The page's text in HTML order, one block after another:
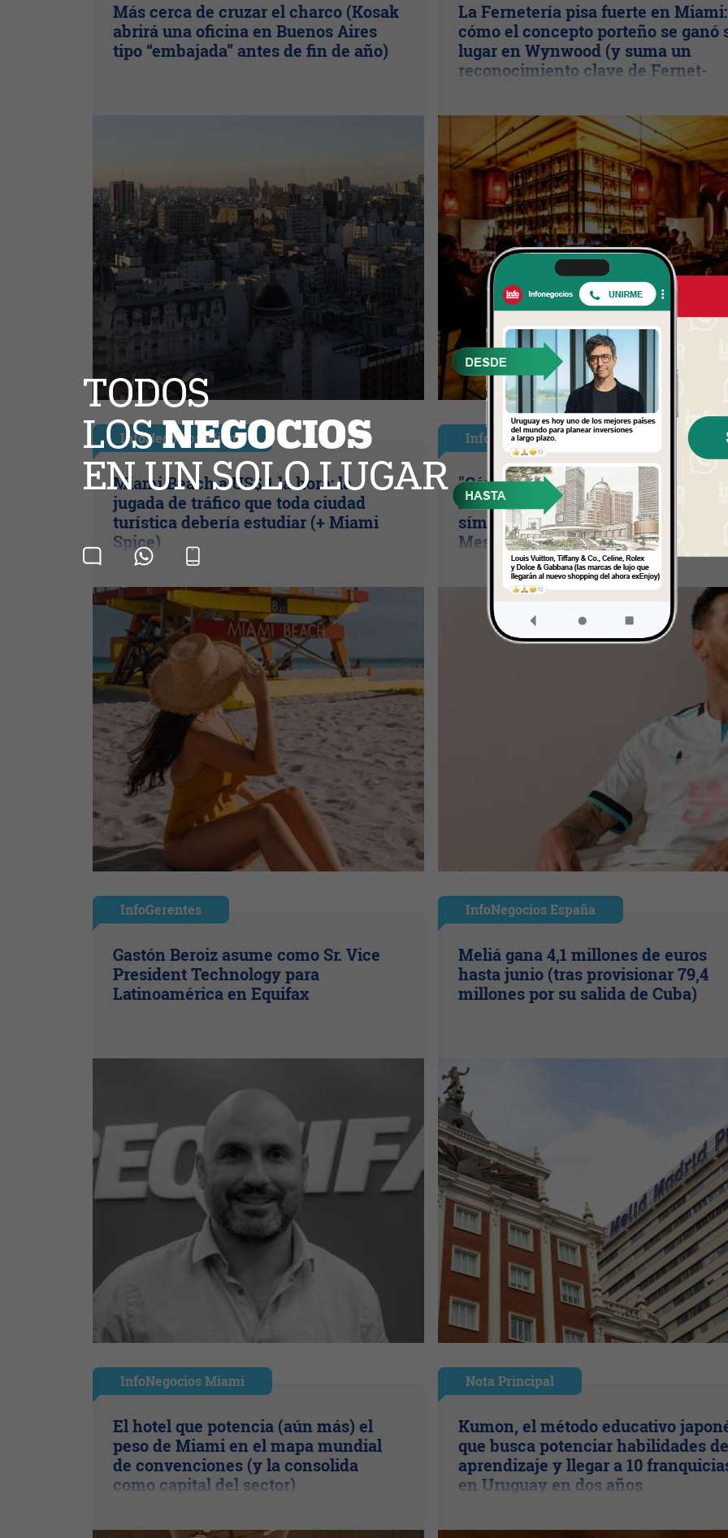
Más cerca de cruzar el charco (Kosak
abrirá una oficina en Buenos Aires
tipo “embajada” antes de fin de año)
La Fernetería pisa fuerte en Miami:
cómo el concepto porteño se ganó
lugar en Wynwood (y suma un
reconocimiento clave de Fernet-
InfoNegocios Miami
Miami Beach a US$ 1 la hora: la
jugada de tráfico que toda ciudad
turística debería estudiar (+ Miami
Spice)
InfoNegocios Miami
"Cénit": la camiseta con la que Inter
Miami convierte al Nu Stadium en
símbolo de marca (y redobla apoyo
Messi)
InfoGerentes
Gastón Beroiz asume como Sr. Vice
President Technology para
Latinoamérica en Equifax
InfoNegocios España
Meliá gana 4,1 millones de euros
hasta junio (tras provisionar 79,4
millones por su salida de Cuba)
InfoNegocios Miami
El hotel que potencia (aún más) el
peso de Miami en el mapa mundial
de convenciones (y la consolida
como capital del sector)
Nota Principal
Kumon, el método educativo
que busca potenciar habilidades de
aprendizaje y llegar a 10
en Uruguay en dos años